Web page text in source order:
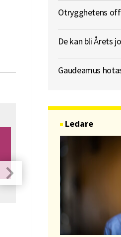
Pressekreterare till
Otrygghetens
De kan bli Årets
Gaudeamus
Ledare